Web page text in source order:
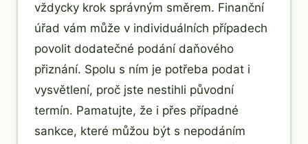
vždycky krok správným směrem. Finanční
úřad vám může v individuálních případech
povolit dodatečné podání daňového
přiznání. Spolu s ním je potřeba podat i
vysvětlení, proč jste nestihli původní
termín. Pamatujte, že i přes případné
sankce, které můžou být s nepodáním